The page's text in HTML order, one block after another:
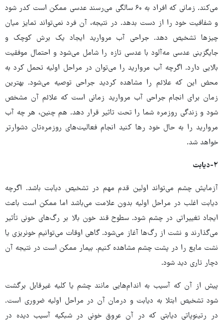
می‌کند. زمانی که افراد به ۶۰ سالگی می‌رسند عدسی ممکن است کدر شود
و شفافیت خود را از دست بدهد. در نتیجه، آن فرد نمی‌تواند تمایز میان
چیزها تشخیص دهد. جراحی آب مروارید ایجاد یک برش کوچک و
جایگزینی عدسی مه‌آلود با عدسی تازه را شامل می‌شود و احتمال موفقیت
بالایی دارد. اگرچه آب مروارید را می‌توان در مراحل اولیه تحمل کرد به
محض این که علائم را مشاهده کردید جراحی توصیه می‌شود. بهترین
زمان برای انجام جراحی آب مروارید زمانی است که علائم آن مشخص
شود و زندگی روزمره شما را تحت تاثیر قرار دهد. هم چنین، هر چه آب
مروارید را به حال خود رها کنید انجام فعالیت‌های روزمره‌تان دشوارتر
خواهد شد.
۲-دیابت
آزمایش چشم می‌تواند اولین قدم مهم در تشخیص دیابت باشد. اگرچه
دیابت اغلب در مراحل اولیه بدون علامت می‌باشد اما ممکن است باعث
ایجاد تغییراتی در چشم شود. سطوح قند خون بالا بر رگ‌های خونی تأثیر
می‌گذارند و نشت از رگ‌ها آغاز می‌شود. گاهی اوقات می‌توانیم خونریزی یا
نشت مایع را در پشت چشم مشاهده کنیم. بیمار ممکن است در نتیجه آن
دچار تاری دید شود.
پیش از آن که آسیب به اندام‌هایی مانند چشم یا کلیه غیرقابل برگشت
شود تشخیص ابتلا به دیابت و درمان آن در مراحل اولیه ضروری است.
در رتینوپاتی دیابتی که در آن عروق خونی در شبکیه آسیب دیده در